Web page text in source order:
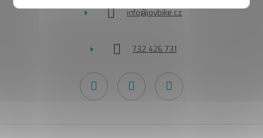
info@joybike.cz
732 426 731